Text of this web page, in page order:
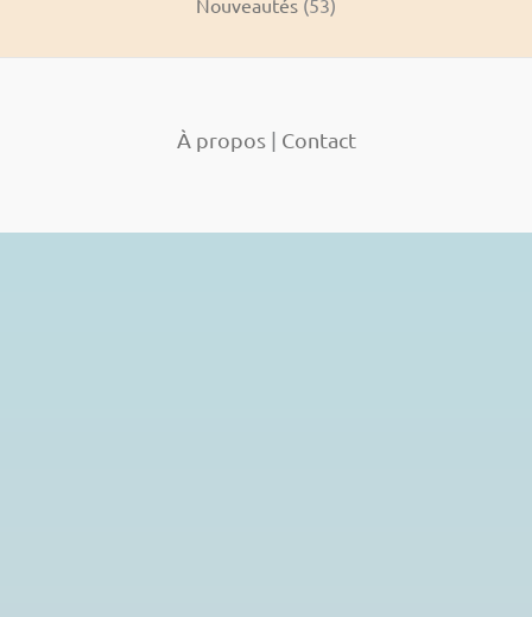
Nouveautés (53)
À propos| Contact